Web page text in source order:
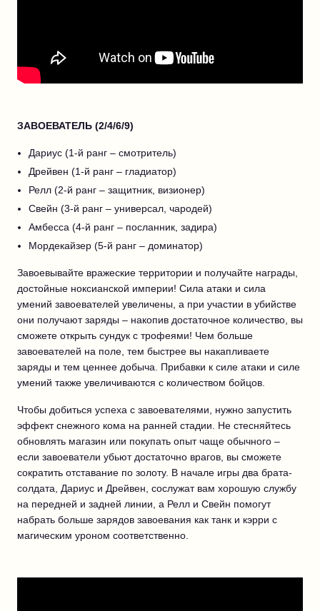
ЗАВОЕВАТЕЛЬ (2/4/6/9)
Дариус (1-й ранг – смотритель)
Дрейвен (1-й ранг – гладиатор)
Релл (2-й ранг – защитник, визионер)
Свейн (3-й ранг – универсал, чародей)
Амбесса (4-й ранг – посланник, задира)
Мордекайзер (5-й ранг – доминатор)
Завоевывайте вражеские территории и получайте награды,
достойные ноксианской империи! Сила атаки и сила
умений завоевателей увеличены, а при участии в убийстве
они получают заряды – накопив достаточное количество, вы
сможете открыть сундук с трофеями! Чем больше
завоевателей на поле, тем быстрее вы накапливаете
заряды и тем ценнее добыча. Прибавки к силе атаки и силе
умений также увеличиваются с количеством бойцов.
Чтобы добиться успеха с завоевателями, нужно запустить
эффект снежного кома на ранней стадии. Не стесняйтесь
обновлять магазин или покупать опыт чаще обычного –
если завоеватели убьют достаточно врагов, вы сможете
сократить отставание по золоту. В начале игры два брата-
солдата, Дариус и Дрейвен, сослужат вам хорошую службу
на передней и задней линии, а Релл и Свейн помогут
набрать больше зарядов завоевания как танк и кэрри с
магическим уроном соответственно.